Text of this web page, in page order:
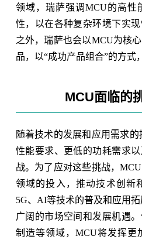
领域，瑞萨强调MCU的高性
性，以在各种复杂环境下实
之外，瑞萨也会以MCU为核
品，以“成功产品组合”的方式
MCU面临的
随着技术的发展和应用需求
性能要求、更低的功耗需求
战。为了应对这些挑战，
领域的投入，推动技术创新
5G、AI等技术的普及和应用
广阔的市场空间和发展机遇
制造等领域，MCU将发挥更